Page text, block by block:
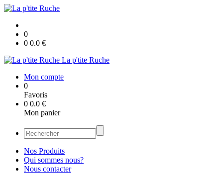
0
0 0.0 €
La p'tite Ruche
Mon compte
0
Favoris
0 0.0 €
Mon panier
Nos Produits
Qui sommes nous?
Nous contacter